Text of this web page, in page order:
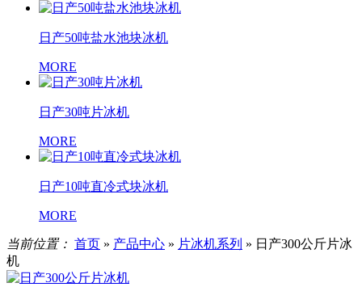
日产50吨盐水池块冰机
MORE
日产30吨片冰机
MORE
日产10吨直冷式块冰机
MORE
当前位置： 首页 » 产品中心 » 片冰机系列 » 日产300公斤片冰
机